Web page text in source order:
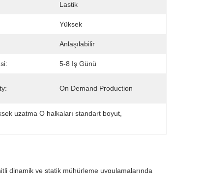
Lastik
Yüksek
Anlaşılabilir
5-8 Iş Günü
On Demand Production
uzatma O halkaları standart boyut
dinamik ve statik mühürleme uygulamalarında